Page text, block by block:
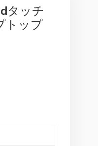
タッチ
トップ